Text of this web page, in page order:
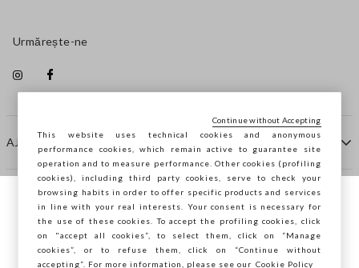
AJUTOR
COMPANIE
CONTACTE
Urmărește-ne
Navighezi pe STEFANEL Italia, vrei să
salvezi locația ta?
This website uses technical cookies and anonymous
performance cookies, which remain active to guarantee site
operation and to measure performance. Other cookies (profiling
cookies), including third party cookies, serve to check your
browsing habits in order to offer specific products and services
in line with your real interests. Your consent is necessary for
the use of these cookies. To accept the profiling cookies, click
on "accept all cookies”, to select them, click on “Manage
cookies”, or to refuse them, click on “Continue without
accepting”. For more information, please see our Cookie Policy
Continue without Accepting